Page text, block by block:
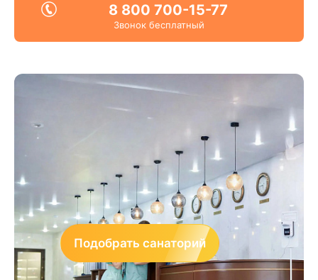
8 800 700-15-77
Звонок бесплатный
Подобрать санаторий